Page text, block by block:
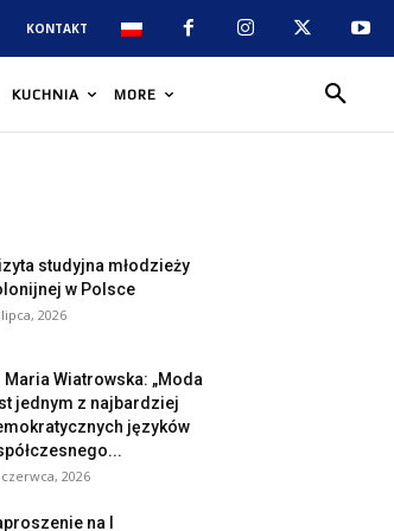
KONTAKT
KUCHNIA MORE
studyjna młodzieży
w Polsce
lipca, 2026
Maria Wiatrowska: „Moda
jednym z najbardziej
języków
czerwca, 2026
na I